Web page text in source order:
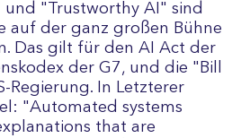
und "Trustworthy AI" sind
auf der ganz großen Bühne
Das gilt für den AI Act der
der G7, und die "Bill
Regierung. In Letzterer
"Automated systems
that are